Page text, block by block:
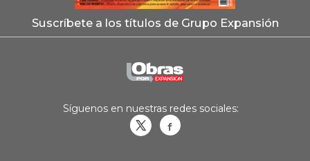
Suscríbete a los títulos de Grupo Expansión
Síguenos en nuestras redes sociales: